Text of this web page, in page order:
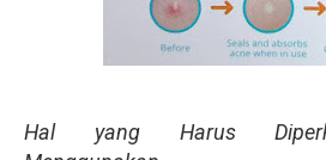
Hal yang Harus